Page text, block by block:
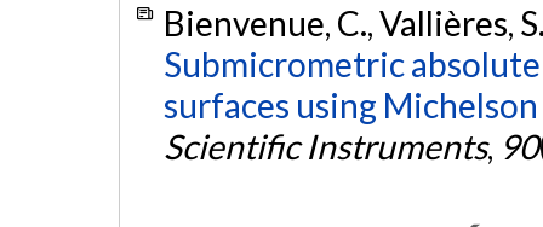
Bienvenue, C., Vallières,
Submicrometric
surfaces using
Scientific Instruments, 90